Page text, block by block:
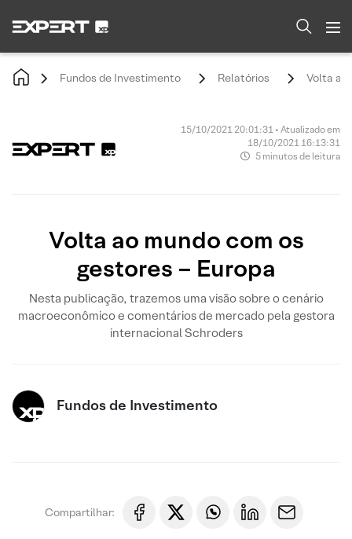
Fundos de Investimento Relatórios Volta ao
15/10/2021 20:01:31 • Atualizado em
18/10/2021 16:13:31
5 minutos de leitura
Volta ao mundo com os
gestores – Europa
Nesta publicação, trazemos uma visão sobre o cenário
macroeconômico e comentários de mercado pela gestora
internacional Schroders
Fundos de Investimento
Compartilhar: